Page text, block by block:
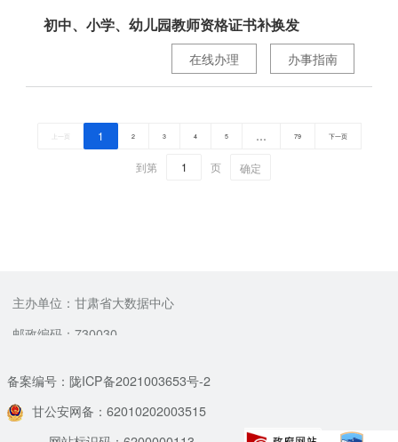
初中、小学、幼儿园教师资格证书补换发
办事指南
在线办理
上一页 1 2 3 4 5 … 79 下一页
到第 页 确定
主办单位：甘肃省大数据中心
邮政编码：730030
备案编号：陇ICP备2021003653号-2
甘公安网备：62010202003515